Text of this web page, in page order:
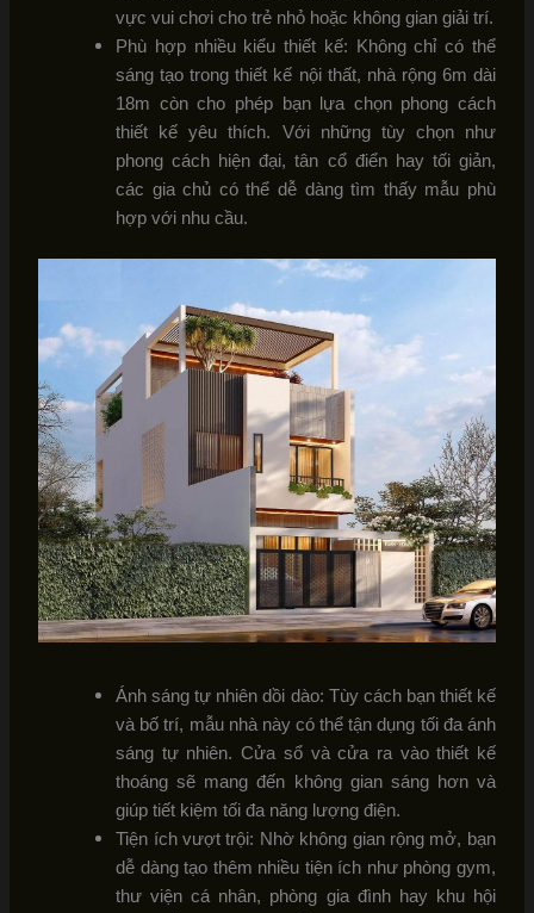
vực vui chơi cho trẻ nhỏ hoặc không gian giải trí.
Phù hợp nhiều kiểu thiết kế: Không chỉ có thể
sáng tạo trong thiết kế nội thất, nhà rộng 6m dài
18m còn cho phép bạn lựa chọn phong cách
thiết kế yêu thích. Với những tùy chọn như
phong cách hiện đại, tân cổ điển hay tối giản,
các gia chủ có thể dễ dàng tìm thấy mẫu phù
hợp với nhu cầu.
Ánh sáng tự nhiên dồi dào: Tùy cách bạn thiết kế
và bố trí, mẫu nhà này có thể tận dụng tối đa ánh
sáng tự nhiên. Cửa sổ và cửa ra vào thiết kế
thoáng sẽ mang đến không gian sáng hơn và
giúp tiết kiệm tối đa năng lượng điện.
Tiện ích vượt trội: Nhờ không gian rộng mở, bạn
dễ dàng tạo thêm nhiều tiện ích như phòng gym,
thư viện cá nhân, phòng gia đình hay khu hội